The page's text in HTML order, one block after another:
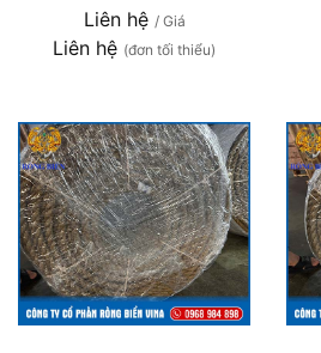
Liên hệ / Giá
Liên hệ (đơn tối thiểu)